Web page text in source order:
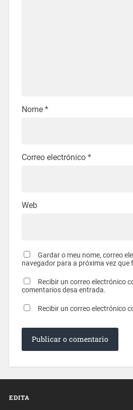
Nome *
Correo electrónico *
Web
Gardar o meu nome, correo
navegador para a próxima vez que
Recibir un correo electrónico
comentarios desa entrada.
Recibir un correo electrónico
EDITA